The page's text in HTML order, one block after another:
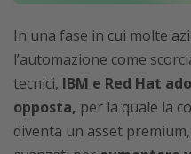
In una fase in cui molte
l’automazione come
tecnici, IBM e Red Hat
opposta, per la quale la
diventa un asset